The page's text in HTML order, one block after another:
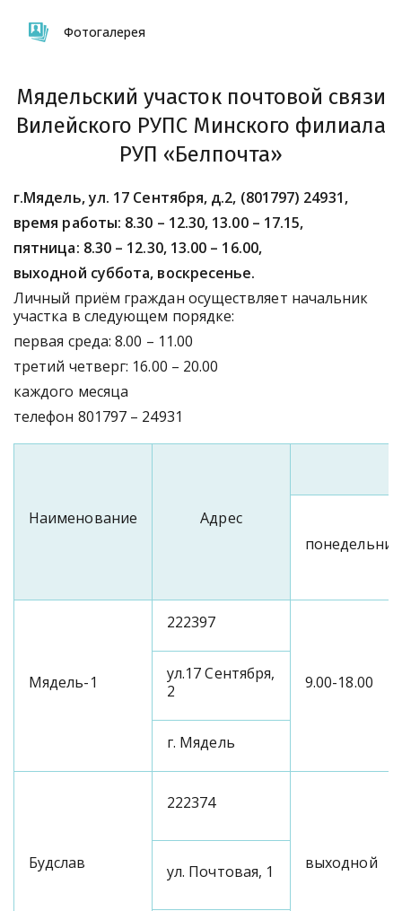
Фотогалерея
Мядельский участок почтовой связи
Вилейского РУПС Минского филиала
РУП «Белпочта»
г.Мядель, ул. 17 Сентября, д.2, (801797) 24931,
время работы: 8.30 – 12.30, 13.00 – 17.15,
пятница: 8.30 – 12.30, 13.00 – 16.00,
выходной суббота, воскресенье.
Личный приём граждан осуществляет начальник
участка в следующем порядке:
первая среда: 8.00 – 11.00
третий четверг: 16.00 – 20.00
каждого месяца
телефон 801797 – 24931
Наименование
Адрес
понедельник
Мядель-1
222397
9.00-18.00
ул.17 Сентября,
2
г. Мядель
Будслав
222374
выходной
ул. Почтовая, 1